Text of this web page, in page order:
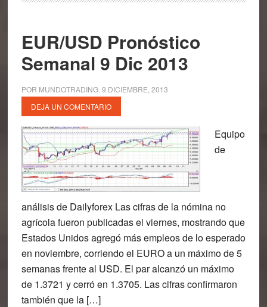
EUR/USD Pronóstico
Semanal 9 Dic 2013
POR MUNDOTRADING. 9 DICIEMBRE, 2013
DEJA UN COMENTARIO
Equipo
de
análisis de Dailyforex Las cifras de la nómina no
agrícola fueron publicadas el viernes, mostrando que
Estados Unidos agregó más empleos de lo esperado
en noviembre, corriendo el EURO a un máximo de 5
semanas frente al USD. El par alcanzó un máximo
de 1.3721 y cerró en 1.3705. Las cifras confirmaron
también que la […]